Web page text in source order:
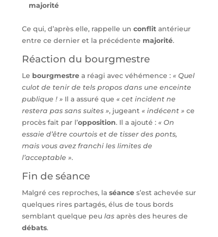
majorité
Ce qui, d’après elle, rappelle un conflitantérieur
entre ce dernier et la précédente majorité.
Réaction du bourgmestre
Le bourgmestrea réagi avec véhémence : « Quel
culot de tenir de tels propos dans une enceinte
publique ! »Il a assuré que « cet incident ne
restera pas sans suites », jugeant « indécent »ce
procès fait par l’opposition. Il a ajouté : « On
essaie d’être courtois et de tisser des ponts,
mais vous avez franchi les limites de
l’acceptable ».
Fin de séance
Malgré ces reproches, la séances’est achevée sur
quelques rires partagés, élus de tous bords
semblant quelque peu lasaprès des heures de
débats.